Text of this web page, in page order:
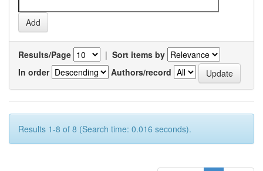
Results/Page | Sort items by
In order
Authors/record
Results 1-8 of 8 (Search time: 0.016 seconds).